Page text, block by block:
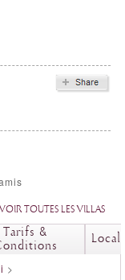
VOIR TOUTES LES VILLAS
Tarifs &
>